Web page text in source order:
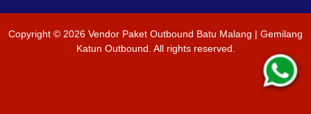
Copyright © 2026 Vendor Paket Outbound Batu Malang | Gemilang
Katun Outbound . All rights reserved.